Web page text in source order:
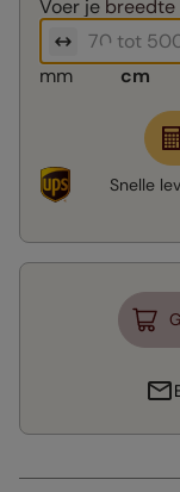
Voer je breedte
mm cm
Snelle